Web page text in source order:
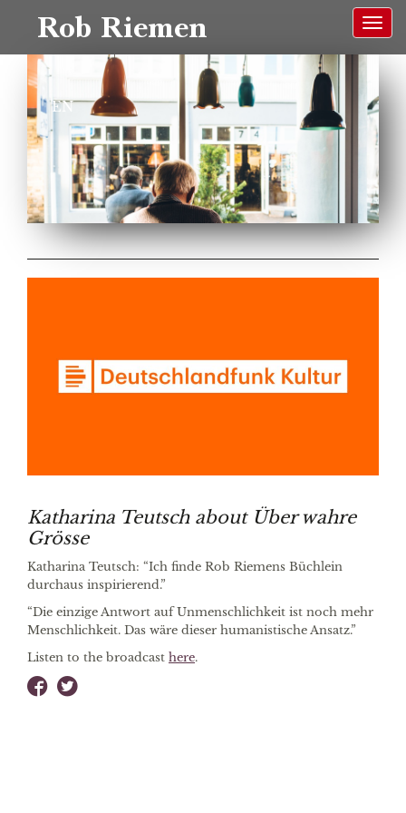
Rob Riemen
EN
Katharina Teutsch about Über wahre
Grösse
Katharina Teutsch: “Ich finde Rob Riemens Büchlein
durchaus inspirierend.”
“Die einzige Antwort auf Unmenschlichkeit ist noch mehr
Menschlichkeit. Das wäre dieser humanistische Ansatz.”
Listen to the broadcast here.